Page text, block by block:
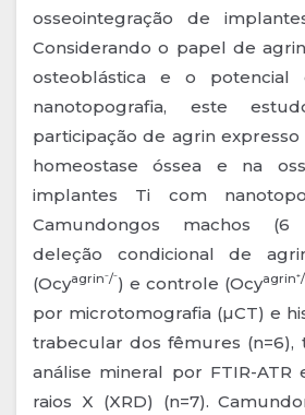
osseointegração de
Considerando o papel de
osteoblástica e o potencial
nanotopografia, este
participação de agrin
homeostase óssea e na
implantes Ti com
Camundongos machos (6
deleção condicional de
(Ocyagrin⁻/⁻) e controle (Ocyagrin⁺/
por microtomografia (µCT) e
trabecular dos fêmures (n=6),
análise mineral por FTIR-
raios X (XRD) (n=7).